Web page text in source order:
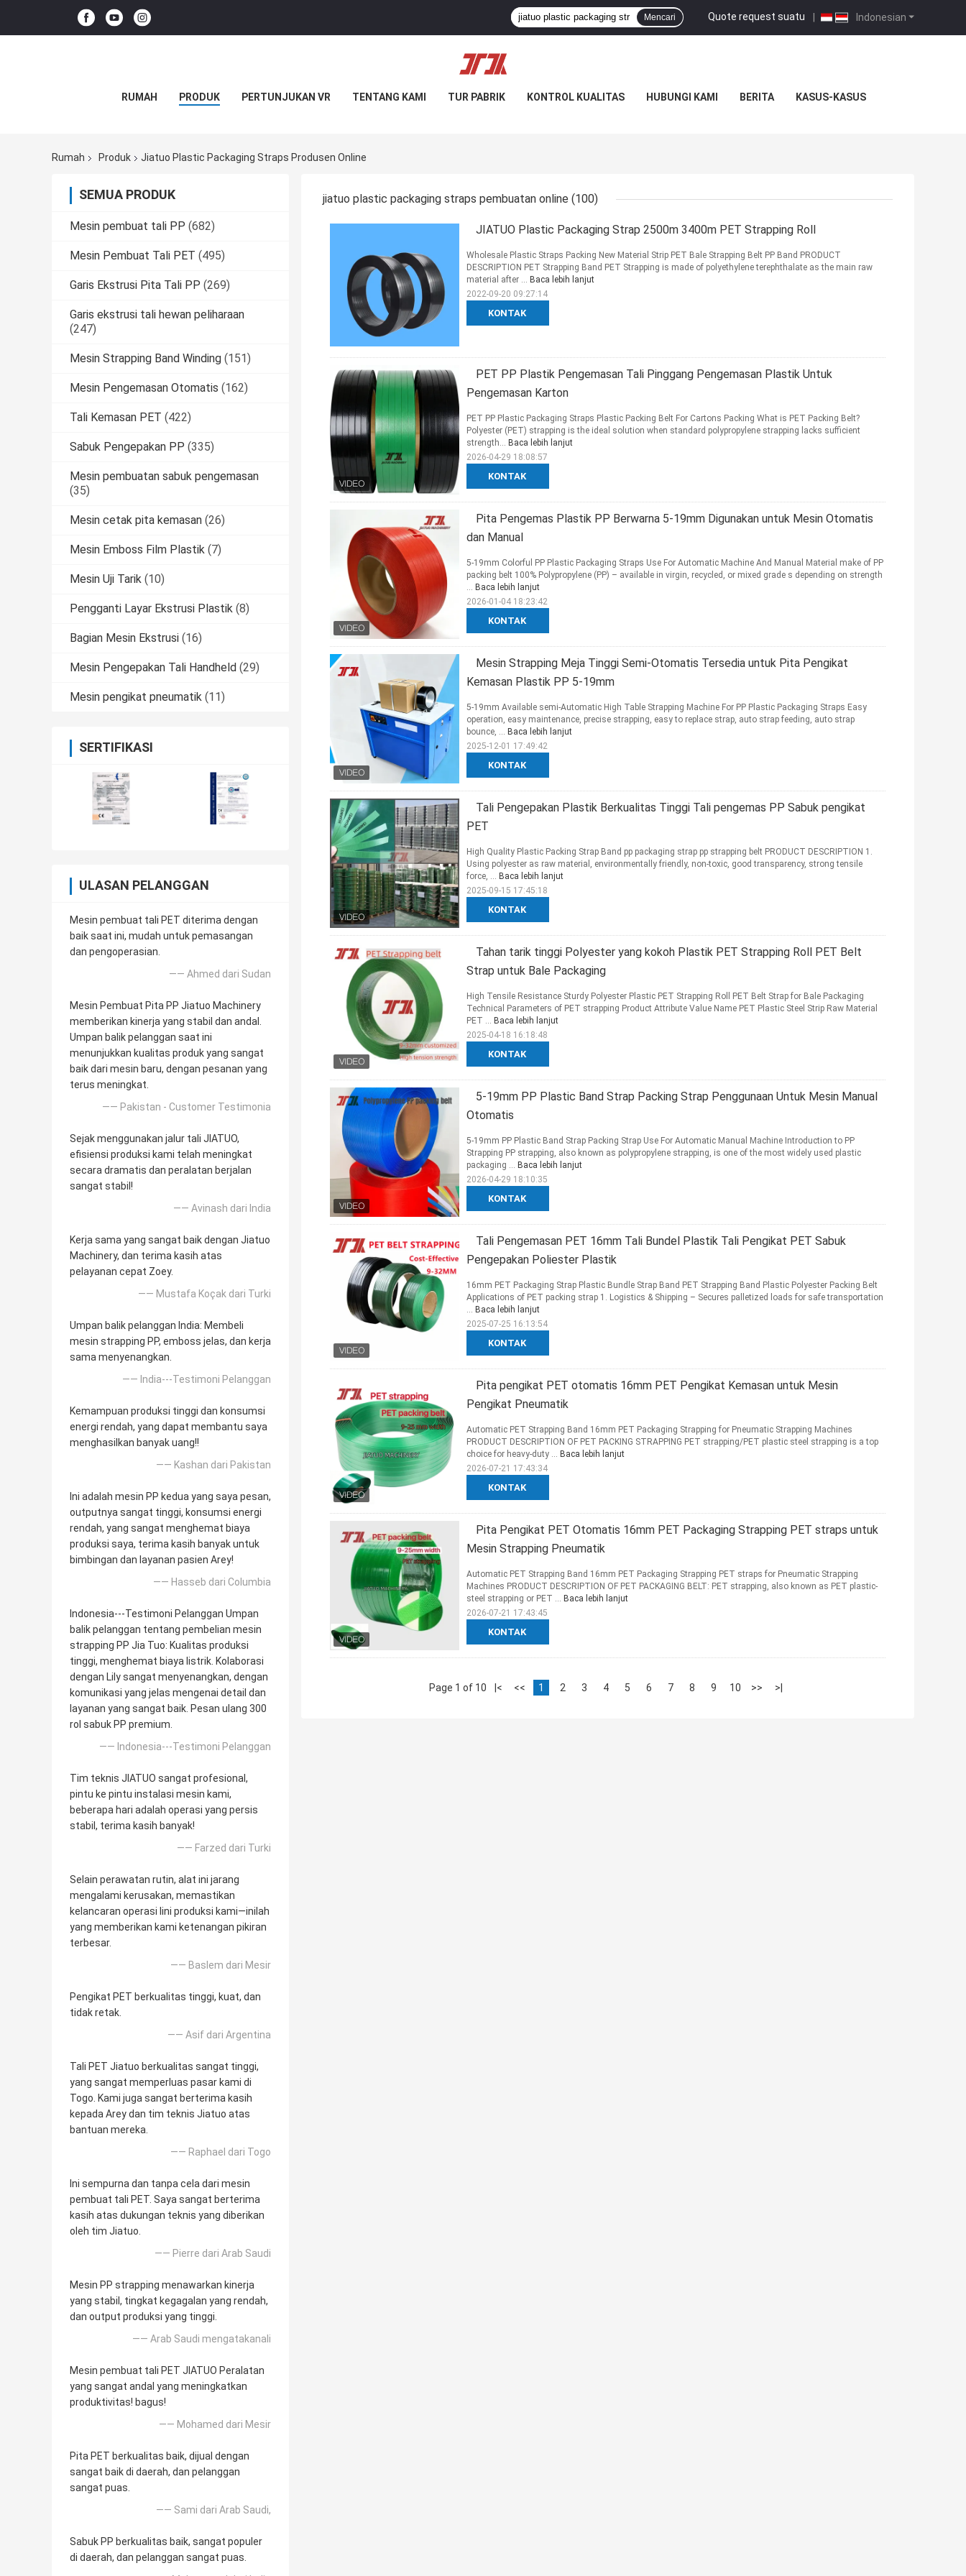
Indonesian
Quote request suatu |
Mencari
RUMAH PRODUK PERTUNJUKAN VR TENTANG KAMI TUR PABRIK KONTROL KUALITAS HUBUNGI KAMI BERITA KASUS-KASUS
Rumah Produk Jiatuo Plastic Packaging Straps Produsen Online
SEMUA PRODUK
Mesin pembuat tali PP (682)
Mesin Pembuat Tali PET (495)
Garis Ekstrusi Pita Tali PP (269)
Garis ekstrusi tali hewan peliharaan
(247)
Mesin Strapping Band Winding (151)
Mesin Pengemasan Otomatis (162)
Tali Kemasan PET (422)
Sabuk Pengepakan PP (335)
Mesin pembuatan sabuk pengemasan
(35)
Mesin cetak pita kemasan (26)
Mesin Emboss Film Plastik (7)
Mesin Uji Tarik (10)
Pengganti Layar Ekstrusi Plastik (8)
Bagian Mesin Ekstrusi (16)
Mesin Pengepakan Tali Handheld (29)
Mesin pengikat pneumatik (11)
SERTIFIKASI
ULASAN PELANGGAN
Mesin pembuat tali PET diterima dengan
baik saat ini, mudah untuk pemasangan
dan pengoperasian.
—— Ahmed dari Sudan
Mesin Pembuat Pita PP Jiatuo Machinery
memberikan kinerja yang stabil dan andal.
Umpan balik pelanggan saat ini
menunjukkan kualitas produk yang sangat
baik dari mesin baru, dengan pesanan yang
terus meningkat.
—— Pakistan - Customer Testimonia
Sejak menggunakan jalur tali JIATUO,
efisiensi produksi kami telah meningkat
secara dramatis dan peralatan berjalan
sangat stabil!
—— Avinash dari India
Kerja sama yang sangat baik dengan Jiatuo
Machinery, dan terima kasih atas
pelayanan cepat Zoey.
—— Mustafa Koçak dari Turki
Umpan balik pelanggan India: Membeli
mesin strapping PP, emboss jelas, dan kerja
sama menyenangkan.
—— India---Testimoni Pelanggan
Kemampuan produksi tinggi dan konsumsi
energi rendah, yang dapat membantu saya
menghasilkan banyak uang!!
—— Kashan dari Pakistan
Ini adalah mesin PP kedua yang saya pesan,
outputnya sangat tinggi, konsumsi energi
rendah, yang sangat menghemat biaya
produksi saya, terima kasih banyak untuk
bimbingan dan layanan pasien Arey!
—— Hasseb dari Columbia
Indonesia---Testimoni Pelanggan Umpan
balik pelanggan tentang pembelian mesin
strapping PP Jia Tuo: Kualitas produksi
tinggi, menghemat biaya listrik. Kolaborasi
dengan Lily sangat menyenangkan, dengan
komunikasi yang jelas mengenai detail dan
layanan yang sangat baik. Pesan ulang 300
rol sabuk PP premium.
—— Indonesia---Testimoni Pelanggan
Tim teknis JIATUO sangat profesional,
pintu ke pintu instalasi mesin kami,
beberapa hari adalah operasi yang persis
stabil, terima kasih banyak!
—— Farzed dari Turki
Selain perawatan rutin, alat ini jarang
mengalami kerusakan, memastikan
kelancaran operasi lini produksi kami—inilah
yang memberikan kami ketenangan pikiran
terbesar.
—— Baslem dari Mesir
Pengikat PET berkualitas tinggi, kuat, dan
tidak retak.
—— Asif dari Argentina
Tali PET Jiatuo berkualitas sangat tinggi,
yang sangat memperluas pasar kami di
Togo. Kami juga sangat berterima kasih
kepada Arey dan tim teknis Jiatuo atas
bantuan mereka.
—— Raphael dari Togo
Ini sempurna dan tanpa cela dari mesin
pembuat tali PET. Saya sangat berterima
kasih atas dukungan teknis yang diberikan
oleh tim Jiatuo.
—— Pierre dari Arab Saudi
Mesin PP strapping menawarkan kinerja
yang stabil, tingkat kegagalan yang rendah,
dan output produksi yang tinggi.
—— Arab Saudi mengatakanali
Mesin pembuat tali PET JIATUO Peralatan
yang sangat andal yang meningkatkan
produktivitas! bagus!
—— Mohamed dari Mesir
Pita PET berkualitas baik, dijual dengan
sangat baik di daerah, dan pelanggan
sangat puas.
—— Sami dari Arab Saudi,
Sabuk PP berkualitas baik, sangat populer
di daerah, dan pelanggan sangat puas.
jiatuo plastic packaging straps pembuatan online (100)
JIATUO Plastic Packaging Strap 2500m 3400m PET Strapping Roll
KONTAK
Wholesale Plastic Straps Packing New Material Strip PET Bale Strapping Belt PP Band PRODUCT
DESCRIPTION PET Strapping Band PET Strapping is made of polyethylene terephthalate as the main raw
material after ... Baca lebih lanjut
2022-09-20 09:27:14
PET PP Plastik Pengemasan Tali Pinggang Pengemasan Plastik Untuk
Pengemasan Karton
KONTAK
PET PP Plastic Packaging Straps Plastic Packing Belt For Cartons Packing What is PET Packing Belt?
Polyester (PET) strapping is the ideal solution when standard polypropylene strapping lacks sufficient
strength... Baca lebih lanjut
2026-04-29 18:08:57
Pita Pengemas Plastik PP Berwarna 5-19mm Digunakan untuk Mesin Otomatis
dan Manual
KONTAK
5-19mm Colorful PP Plastic Packaging Straps Use For Automatic Machine And Manual Material make of PP
packing belt 100% Polypropylene (PP) – available in virgin, recycled, or mixed grade s depending on strength
... Baca lebih lanjut
2026-01-04 18:23:42
Mesin Strapping Meja Tinggi Semi-Otomatis Tersedia untuk Pita Pengikat
Kemasan Plastik PP 5-19mm
KONTAK
5-19mm Available semi-Automatic High Table Strapping Machine For PP Plastic Packaging Straps Easy
operation, easy maintenance, precise strapping, easy to replace strap, auto strap feeding, auto strap
bounce, ... Baca lebih lanjut
2025-12-01 17:49:42
Tali Pengepakan Plastik Berkualitas Tinggi Tali pengemas PP Sabuk pengikat
PET
KONTAK
High Quality Plastic Packing Strap Band pp packaging strap pp strapping belt PRODUCT DESCRIPTION 1.
Using polyester as raw material, environmentally friendly, non-toxic, good transparency, strong tensile
force, ... Baca lebih lanjut
2025-09-15 17:45:18
Tahan tarik tinggi Polyester yang kokoh Plastik PET Strapping Roll PET Belt
Strap untuk Bale Packaging
KONTAK
High Tensile Resistance Sturdy Polyester Plastic PET Strapping Roll PET Belt Strap for Bale Packaging
Technical Parameters of PET strapping​ Product Attribute Value Name PET Plastic Steel Strip Raw Material
PET ... Baca lebih lanjut
2025-04-18 16:18:48
5-19mm PP Plastic Band Strap Packing Strap Penggunaan Untuk Mesin Manual
Otomatis
KONTAK
5-19mm PP Plastic Band Strap Packing Strap Use For Automatic Manual Machine Introduction to PP
Strapping PP strapping, also known as polypropylene strapping, is one of the most widely used plastic
packaging ... Baca lebih lanjut
2026-04-29 18:10:35
Tali Pengemasan PET 16mm Tali Bundel Plastik Tali Pengikat PET Sabuk
Pengepakan Poliester Plastik
KONTAK
16mm PET Packaging Strap Plastic Bundle Strap Band PET Strapping Band Plastic Polyester Packing Belt
Applications of PET packing strap 1. Logistics & Shipping – Secures palletized loads for safe transportation
... Baca lebih lanjut
2025-07-25 16:13:54
Pita pengikat PET otomatis 16mm PET Pengikat Kemasan untuk Mesin
Pengikat Pneumatik
KONTAK
Automatic PET Strapping Band 16mm PET Packaging Strapping for Pneumatic Strapping Machines
PRODUCT DESCRIPTION OF PET PACKING STRAPPING PET strapping/PET plastic steel strapping is a top
choice for heavy-duty ... Baca lebih lanjut
2026-07-21 17:43:34
Pita Pengikat PET Otomatis 16mm PET Packaging Strapping PET straps untuk
Mesin Strapping Pneumatik
KONTAK
Automatic PET Strapping Band 16mm PET Packaging Strapping PET straps for Pneumatic Strapping
Machines PRODUCT DESCRIPTION OF PET PACKAGING BELT: PET strapping, also known as PET plastic-
steel strapping or PET ... Baca lebih lanjut
2026-07-21 17:43:45
Page 1 of 10 |< << 1 2 3 4 5 6 7 8 9 10 >> >|